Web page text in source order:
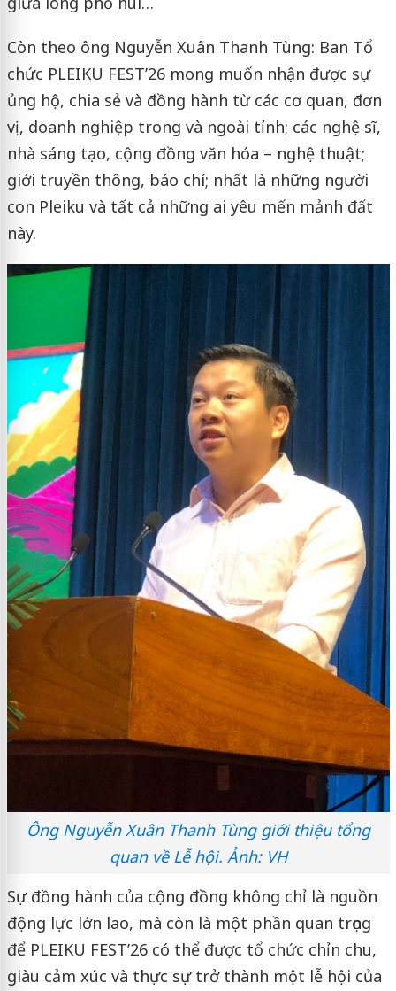
Còn theo ông Nguyễn Xuân Thanh Tùng: Ban Tổ
chức PLEIKU FEST’26 mong muốn nhận được sự
ủng hộ, chia sẻ và đồng hành từ các cơ quan, đơn
vị, doanh nghiệp trong và ngoài tỉnh; các nghệ sĩ,
nhà sáng tạo, cộng đồng văn hóa – nghệ thuật;
giới truyền thông, báo chí; nhất là những người
con Pleiku và tất cả những ai yêu mến mảnh đất
này.
Ông Nguyễn Xuân Thanh Tùng giới thiệu tổng
quan về Lễ hội. Ảnh: VH
Sự đồng hành của cộng đồng không chỉ là nguồn
động lực lớn lao, mà còn là một phần quan trọng
để PLEIKU FEST’26 có thể được tổ chức chỉn chu,
giàu cảm xúc và thực sự trở thành một lễ hội của